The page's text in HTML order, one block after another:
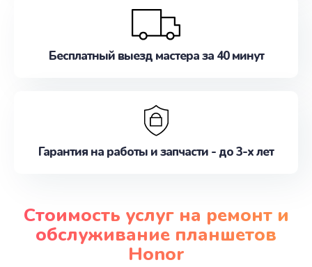
Бесплатный выезд мастера за 40 минут
Гарантия на работы и запчасти - до 3-х лет
Стоимость услуг на ремонт и
обслуживание планшетов
Honor